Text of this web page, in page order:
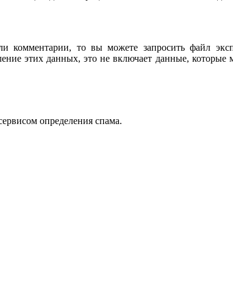
комментарии, то вы можете запросить файл
этих данных, это не включает данные,
определения спама.